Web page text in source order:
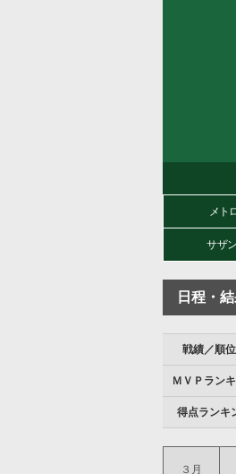
メト
サザ
日程・
戦績／順
ＭＶＰラン
得点ランキ
３月